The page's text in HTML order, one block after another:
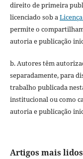
direito de primeira
licenciado sob a
permite o
autoria e publicação
b. Autores têm
separadamente, para
trabalho publicada
institucional ou como
autoria e publicação
Artigos mais